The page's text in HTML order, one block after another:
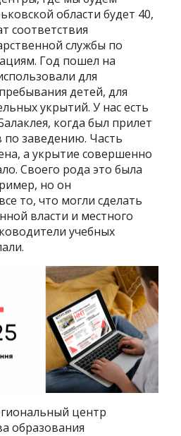
области будет 40,
соответствия
службы по
Год пошел на
для
детей, для
укрытий. У нас есть
когда был прилет
по заведению. Часть
а укрытие совершенно
Своего рода это была
но он
то, что могли сделать
власти и местного
учебных
центр
образования